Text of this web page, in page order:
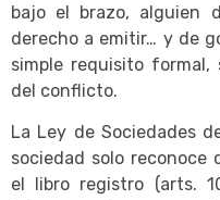
bajo el brazo, alguien
derecho a emitir… y de
simple requisito
del conflicto.
La Ley de Sociedades
sociedad solo reconoce
el libro registro (arts.